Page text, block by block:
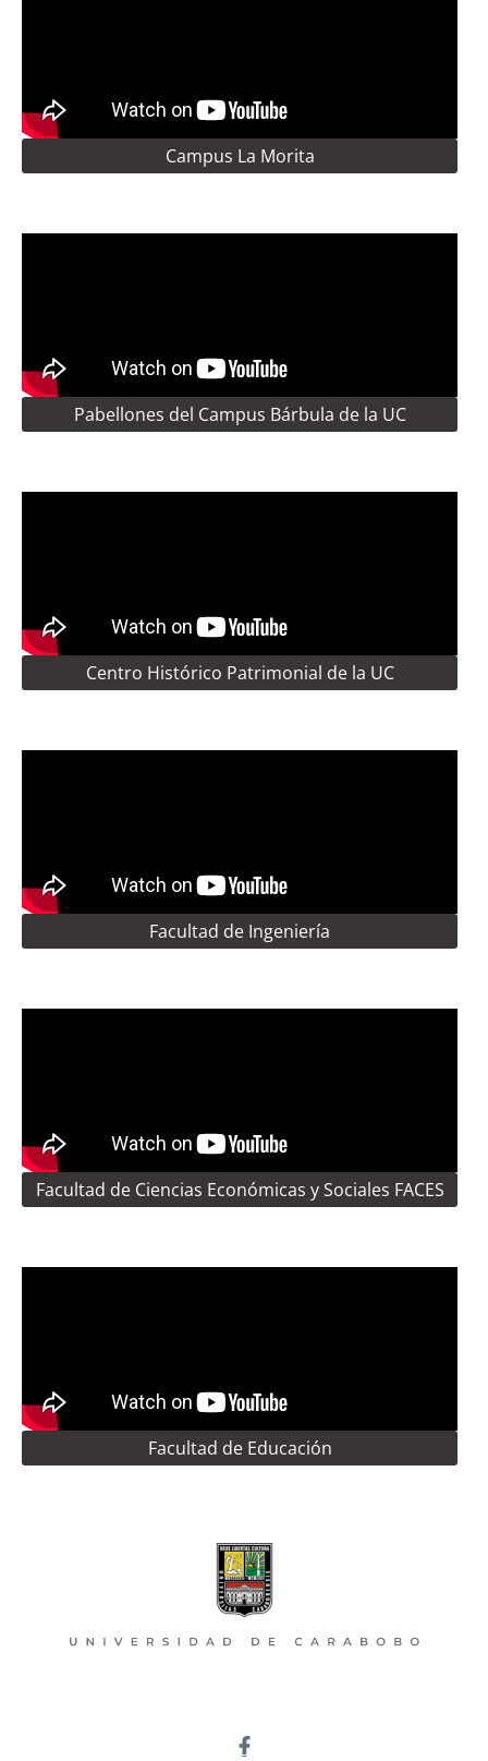
Campus La Morita
Pabellones del Campus Bárbula de la UC
Centro Histórico Patrimonial de la UC
Facultad de Ingeniería
Facultad de Ciencias Económicas y Sociales FACES
Facultad de Educación